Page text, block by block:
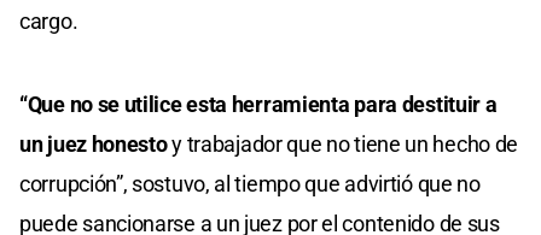
cargo.
“Que no se utilice esta herramienta para destituir a
un juez honestoy trabajador que no tiene un hecho de
corrupción”, sostuvo, al tiempo que advirtió que no
puede sancionarse a un juez por el contenido de sus